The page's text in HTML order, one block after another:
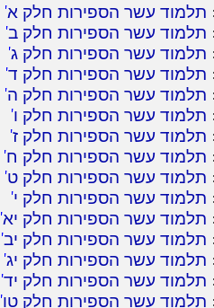
תלמוד עשר הספירות חלק א'
תלמוד עשר הספירות חלק ב'
תלמוד עשר הספירות חלק ג'
תלמוד עשר הספירות חלק ד'
תלמוד עשר הספירות חלק ה'
תלמוד עשר הספירות חלק ו'
תלמוד עשר הספירות חלק ז'
תלמוד עשר הספירות חלק ח'
תלמוד עשר הספירות חלק ט'
תלמוד עשר הספירות חלק י'
תלמוד עשר הספירות חלק יא'
תלמוד עשר הספירות חלק יב'
תלמוד עשר הספירות חלק יג'
תלמוד עשר הספירות חלק יד'
תלמוד עשר הספירות חלק טו'